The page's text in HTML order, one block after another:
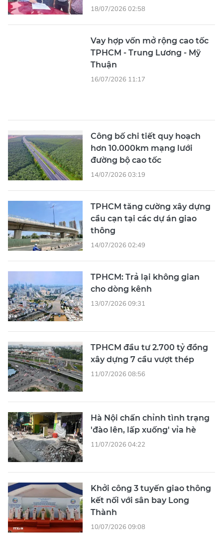
18/07/2026 02:58
Vay hợp vốn mở rộng cao tốc
TPHCM - Trung Lương - Mỹ
Thuận
16/07/2026 11:17
hơn 10.000km mạng lưới
đường bộ cao tốc
14/07/2026 03:19
cầu cạn tại các dự án giao
thông
14/07/2026 02:49
cho dòng kênh
13/07/2026 09:31
xây dựng 7 cầu vượt thép
11/07/2026 08:56
'đào lên, lấp xuống' vỉa hè
11/07/2026 04:22
kết nối với sân bay Long
Thành
10/07/2026 09:08